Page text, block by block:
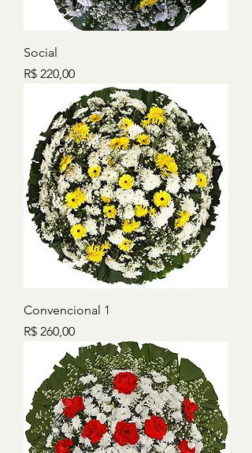
Social
Preço
R$ 220,00
Convencional 1
Preço
R$ 260,00